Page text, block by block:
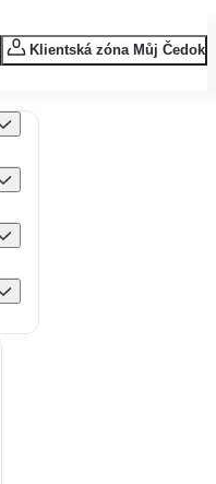
Klientská zóna Můj Čedok